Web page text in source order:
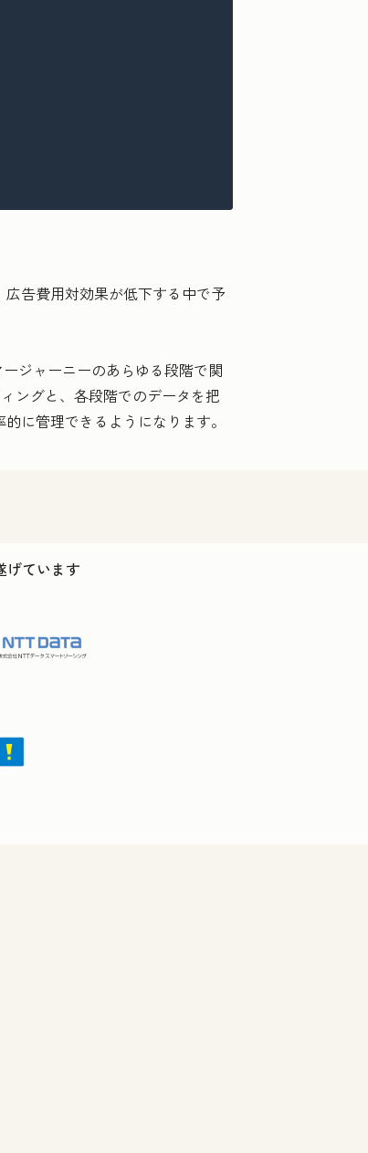
告費用対効果が低下する中で予
ジャーニーのあらゆる段階で関
ングと、各段階でのデータを把
に管理できるようになります。
げています